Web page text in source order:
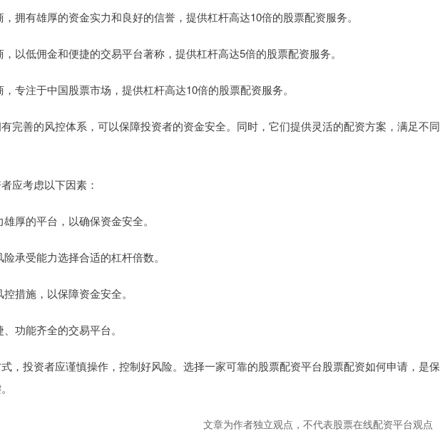
拥有雄厚的资金实力和良好的信誉，提供杠杆高达10倍的股票配资服务。
以低佣金和便捷的交易平台著称，提供杠杆高达5倍的股票配资服务。
专注于中国股票市场，提供杠杆高达10倍的股票配资服务。
完善的风控体系，可以保障投资者的资金安全。同时，它们提供灵活的配资方案，满足不同
应考虑以下因素：
厚的平台，以确保资金安全。
承受能力选择合适的杠杆倍数。
措施，以保障资金安全。
功能齐全的交易平台。
，投资者应谨慎操作，控制好风险。选择一家可靠的股票配资平台股票配资如何申请，是保
文章为作者独立观点，不代表股票在线配资平台观点